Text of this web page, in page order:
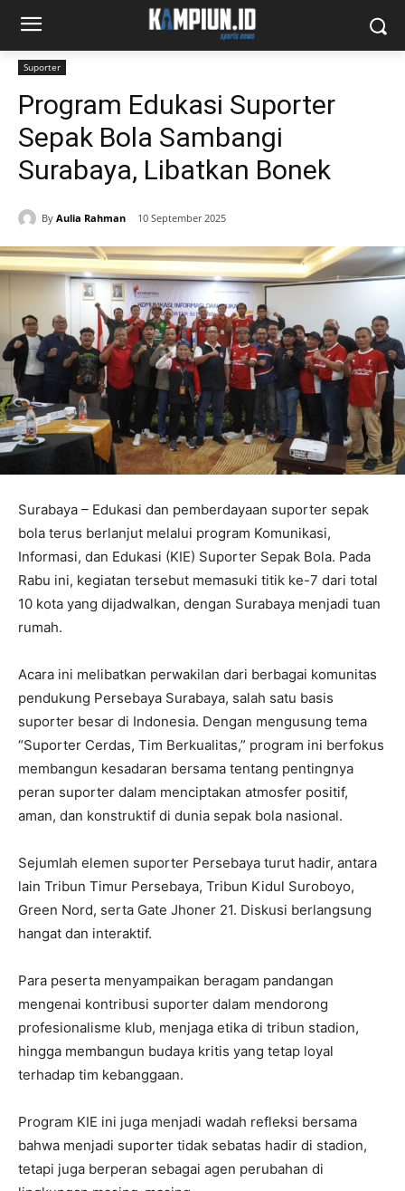
Suporter
Program Edukasi Suporter
Sepak Bola Sambangi
Surabaya, Libatkan Bonek
By Aulia Rahman 10 September 2025
Surabaya – Edukasi dan pemberdayaan suporter sepak
bola terus berlanjut melalui program Komunikasi,
Informasi, dan Edukasi (KIE) Suporter Sepak Bola. Pada
Rabu ini, kegiatan tersebut memasuki titik ke-7 dari total
10 kota yang dijadwalkan, dengan Surabaya menjadi tuan
rumah.
Acara ini melibatkan perwakilan dari berbagai komunitas
pendukung Persebaya Surabaya, salah satu basis
suporter besar di Indonesia. Dengan mengusung tema
“Suporter Cerdas, Tim Berkualitas,” program ini berfokus
membangun kesadaran bersama tentang pentingnya
peran suporter dalam menciptakan atmosfer positif,
aman, dan konstruktif di dunia sepak bola nasional.
Sejumlah elemen suporter Persebaya turut hadir, antara
lain Tribun Timur Persebaya, Tribun Kidul Suroboyo,
Green Nord, serta Gate Jhoner 21. Diskusi berlangsung
hangat dan interaktif.
Para peserta menyampaikan beragam pandangan
mengenai kontribusi suporter dalam mendorong
profesionalisme klub, menjaga etika di tribun stadion,
hingga membangun budaya kritis yang tetap loyal
terhadap tim kebanggaan.
Program KIE ini juga menjadi wadah refleksi bersama
bahwa menjadi suporter tidak sebatas hadir di stadion,
tetapi juga berperan sebagai agen perubahan di